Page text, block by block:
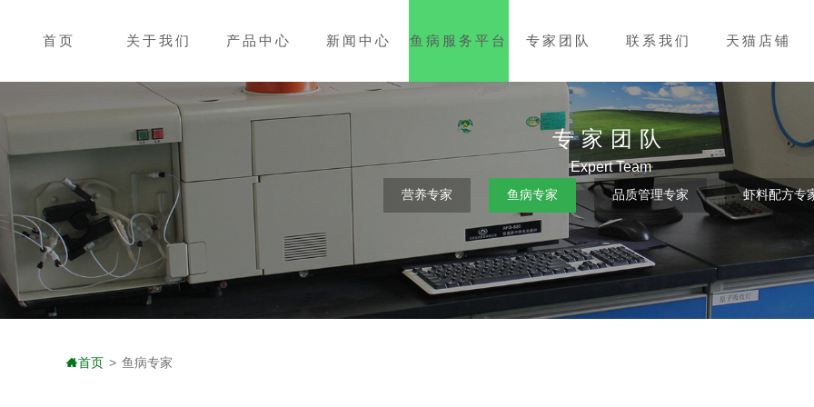
首页 关于我们 产品中心 新闻中心 鱼病服务平台 专家团队 联系我们 天猫店铺
专家团队
Expert Team
营养专家 鱼病专家 品质管理专家 虾料配方专
首页 > 鱼病专家